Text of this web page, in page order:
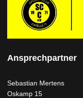
Ansprechpartner
Sebastian Mertens
Oskamp 15